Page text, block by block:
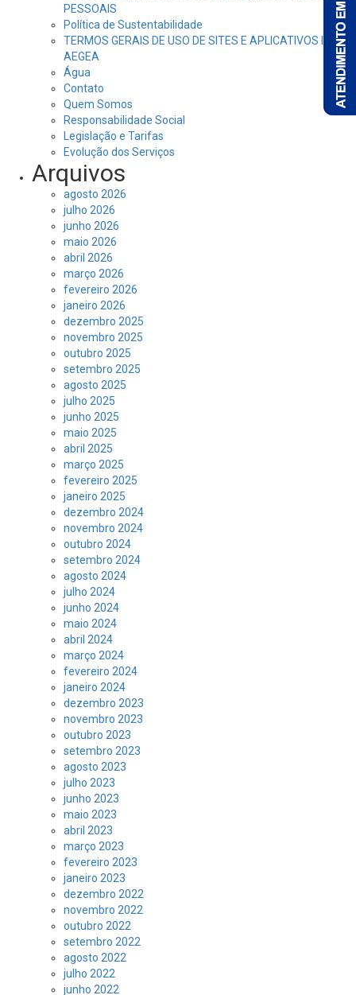
PESSOAIS
Política de Sustentabilidade
TERMOS GERAIS DE USO DE SITES E APLICATIVOS DA
AEGEA
Água
Contato
Quem Somos
Responsabilidade Social
Legislação e Tarifas
Evolução dos Serviços
Arquivos
agosto 2026
julho 2026
junho 2026
maio 2026
abril 2026
março 2026
fevereiro 2026
janeiro 2026
dezembro 2025
novembro 2025
outubro 2025
setembro 2025
agosto 2025
julho 2025
junho 2025
maio 2025
abril 2025
março 2025
fevereiro 2025
janeiro 2025
dezembro 2024
novembro 2024
outubro 2024
setembro 2024
agosto 2024
julho 2024
junho 2024
maio 2024
abril 2024
março 2024
fevereiro 2024
janeiro 2024
dezembro 2023
novembro 2023
outubro 2023
setembro 2023
agosto 2023
julho 2023
junho 2023
maio 2023
abril 2023
março 2023
fevereiro 2023
janeiro 2023
dezembro 2022
novembro 2022
outubro 2022
setembro 2022
agosto 2022
julho 2022
junho 2022